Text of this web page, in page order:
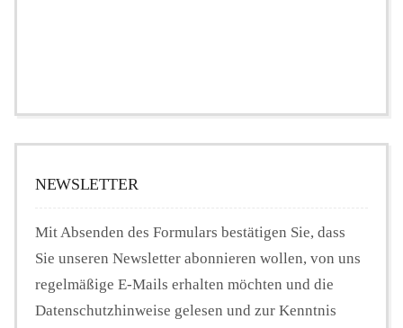
NEWSLETTER
Mit Absenden des Formulars bestätigen Sie, dass
Sie unseren Newsletter abonnieren wollen, von uns
regelmäßige E-Mails erhalten möchten und die
Datenschutzhinweise gelesen und zur Kenntnis